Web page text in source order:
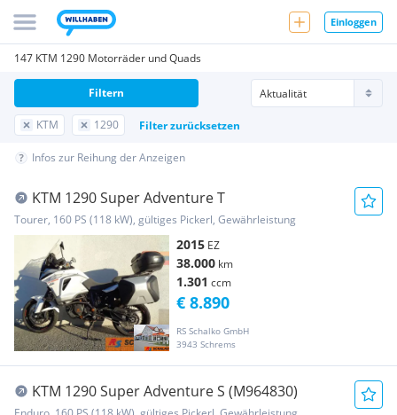
Einloggen
147 KTM 1290 Motorräder und Quads
KTM 1290 Filter zurücksetzen
Filtern
Infos zur Reihung der Anzeigen
KTM 1290 Super Adventure T
Tourer, 160 PS (118 kW), gültiges Pickerl, Gewährleistung
2015 EZ
38.000 km
1.301 ccm
RS Schalko GmbH
3943 Schrems
€ 8.890
KTM 1290 Super Adventure S (M964830)